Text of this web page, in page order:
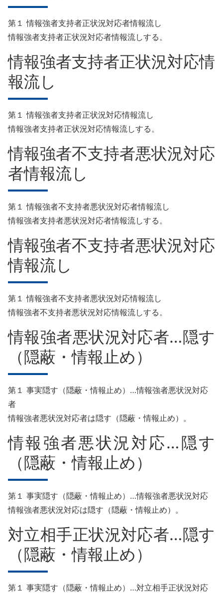
第１ 情報強者支持者正状況対応者情報流し
情報強者支持者正状況対応者情報流しする。
情報強者支持者正状況対応情
報流し
第１ 情報強者支持者正状況対応情報流し
情報強者支持者正状況対応情報流しする。
情報強者不支持者悪状況対応
者情報流し
第１ 情報強者不支持者悪状況対応者情報流し
情報強者支持者悪状況対応者情報流しする。
情報強者不支持者悪状況対応
情報流し
第１ 情報強者不支持者悪状況対応情報流し
情報強者不支持者悪状況対応情報流しする。
情報強者悪状況対応者…隠す
（隠蔽・情報止め）
第１ 事実隠す（隠蔽・情報止め）…情報強者悪状況対応
者
情報強者悪状況対応者は隠す（隠蔽・情報止め）。
情報強者悪状況対応…隠す
（隠蔽・情報止め）
第１ 事実隠す（隠蔽・情報止め）…情報強者悪状況対応
情報強者悪状況対応は隠す（隠蔽・情報止め）。
対立相手正状況対応者…隠す
（隠蔽・情報止め）
第１ 事実隠す（隠蔽・情報止め）…対立相手正状況対応